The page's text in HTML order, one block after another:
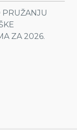
ZA 2026.